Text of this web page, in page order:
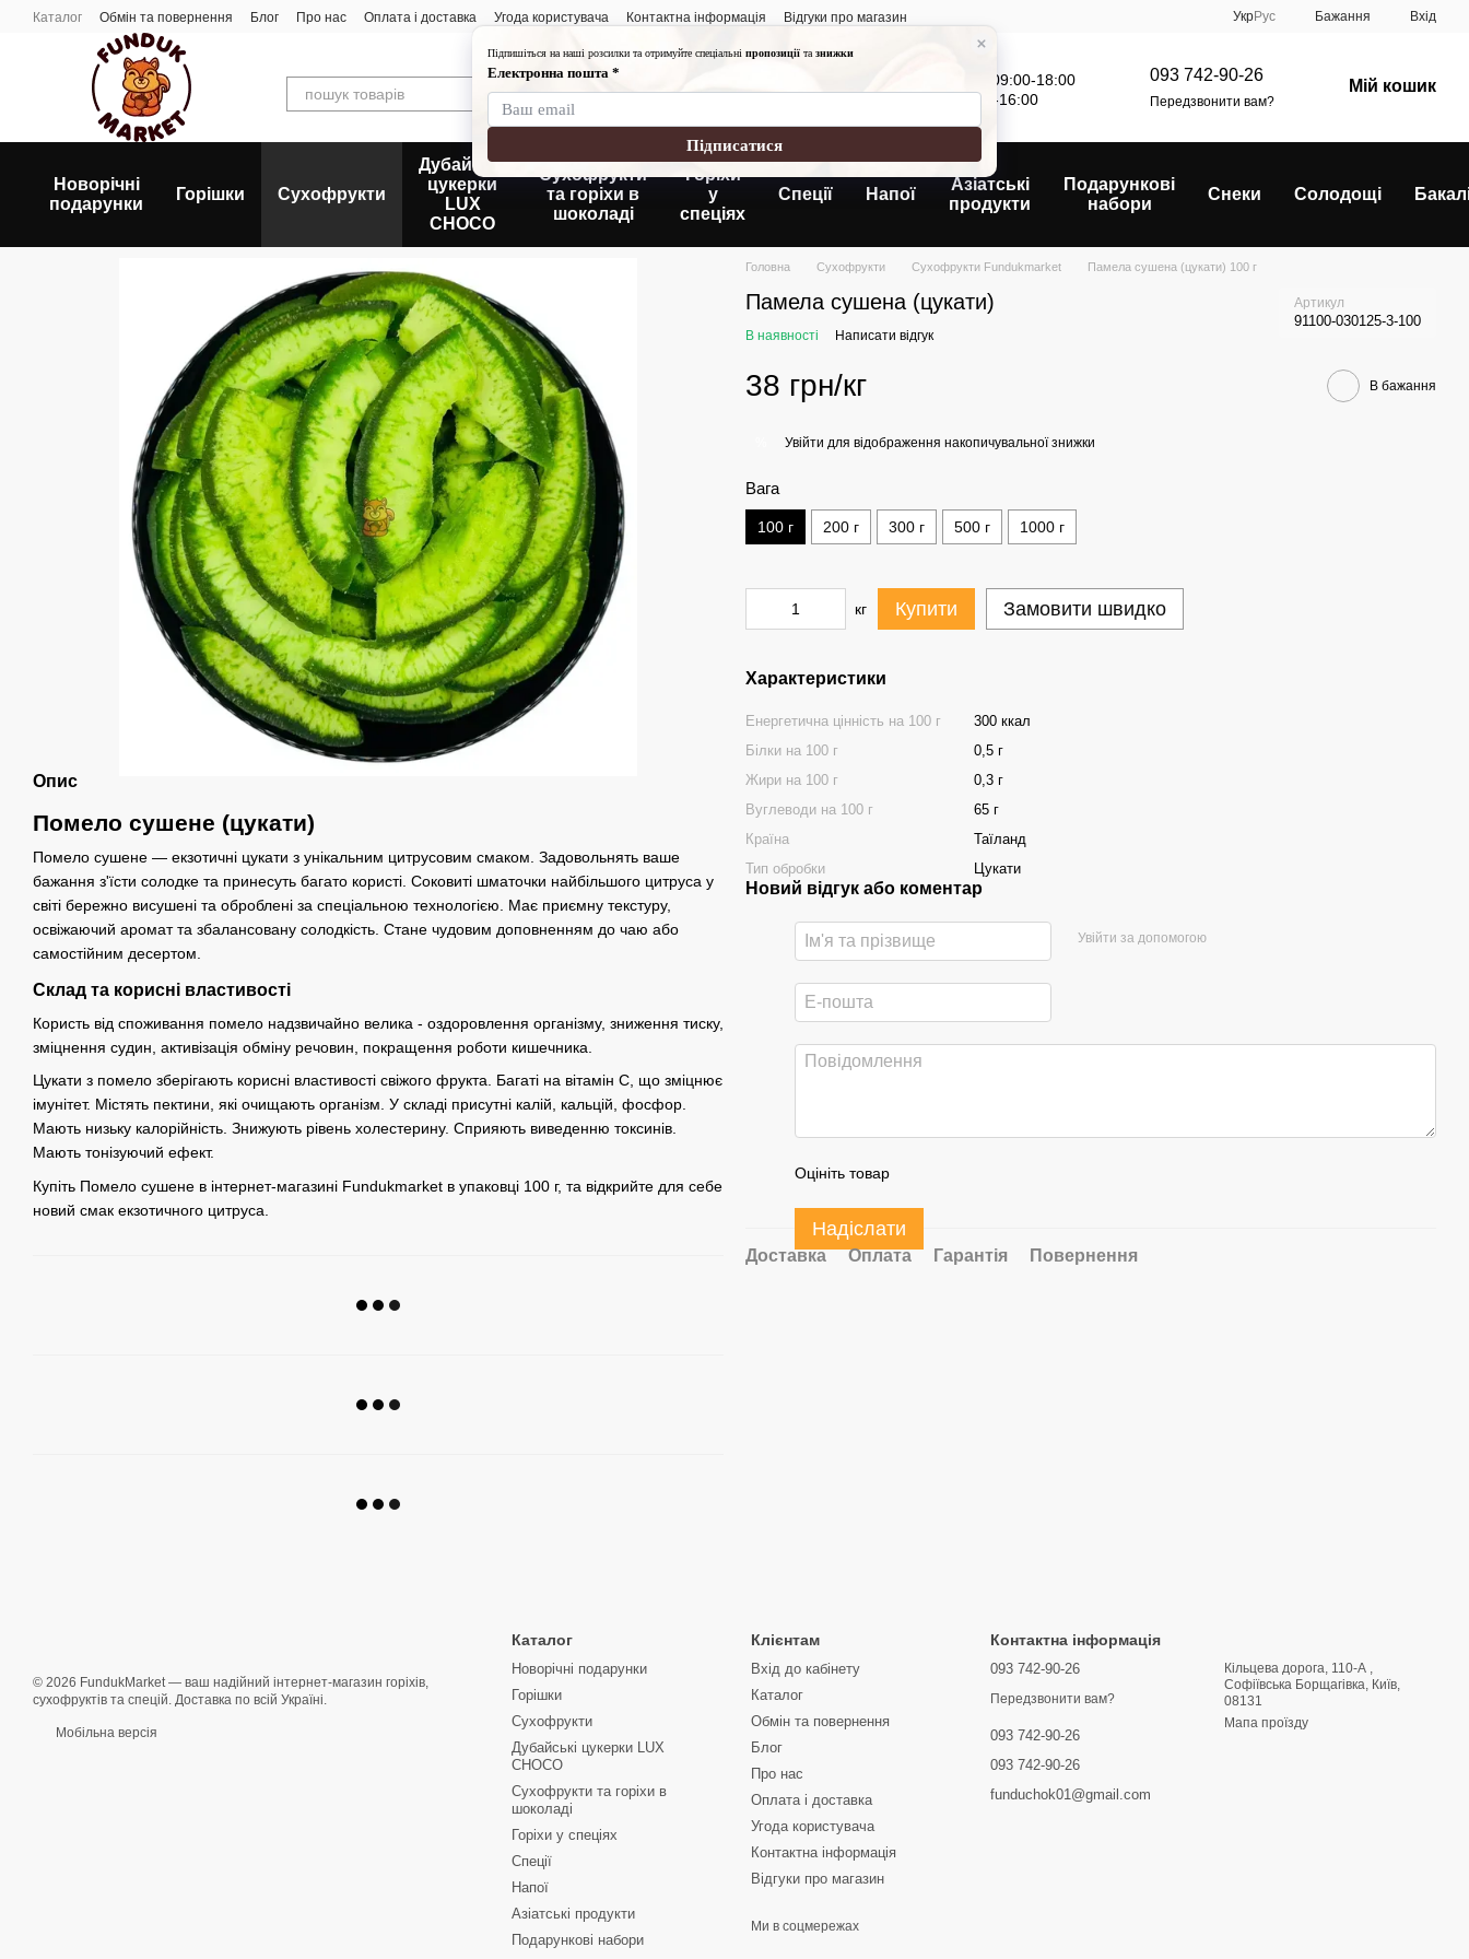
Перейти до основного контенту
Каталог Обмін та повернення Блог Про нас Оплата і доставка Угода користувача Контактна інформація Відгуки про магазин УкрРус Бажання Вхід
Графік роботи:
Понеділок-п'ятниця: 09:00-18:00
Субота-неділя: 10:00-16:00
093 742-90-26
Передзвонити вам?
Мій кошик
Новорічні
подарунки
Горішки Сухофрукти
Дубайські
цукерки
LUX
CHOCO
Сухофрукти
та горіхи в
шоколаді
Горіхи
у
спеціях
Спеції Напої
Азіатські
продукти
Подарункові
набори
Снеки Солодощі
Опис
Помело сушене (цукати)
Помело сушене — екзотичні цукати з унікальним цитрусовим смаком. Задовольнять ваше
бажання з'їсти солодке та принесуть багато користі. Соковиті шматочки найбільшого цитруса у
світі бережно висушені та оброблені за спеціальною технологією. Має приємну текстуру,
освіжаючий аромат та збалансовану солодкість. Стане чудовим доповненням до чаю або
самостійним десертом.
Склад та корисні властивості
Користь від споживання помело надзвичайно велика - оздоровлення організму, зниження тиску,
зміцнення судин, активізація обміну речовин, покращення роботи кишечника.
Цукати з помело зберігають корисні властивості свіжого фрукта. Багаті на вітамін С, що зміцнює
імунітет. Містять пектини, які очищають організм. У складі присутні калій, кальцій, фосфор.
Мають низьку калорійність. Знижують рівень холестерину. Сприяють виведенню токсинів.
Мають тонізуючий ефект.
Купіть Помело сушене в інтернет-магазині Fundukmarket в упаковці 100 г, та відкрийте для себе
новий смак екзотичного цитруса.
Головна Сухофрукти Сухофрукти Fundukmarket Памела сушена (цукати) 100 г
Памела сушена (цукати) Артикул
91100-030125-3-100
В наявності Написати відгук
38 грн/кг В бажання
Увійти для відображення накопичувальної знижки
Вага
100 г 200 г 300 г 500 г 1000 г
кг Купити Замовити швидко
Характеристики
Енергетична цінність на 100 г
300 ккал
Білки на 100 г
0,5 г
Жири на 100 г
0,3 г
Вуглеводи на 100 г
65 г
Країна
Таїланд
Тип обробки
Цукати
Новий відгук або коментар
Увійти за допомогою
Оцініть товар
Надіслати
Доставка Оплата Гарантія Повернення
© 2026 FundukMarket — ваш надійний інтернет-магазин горіхів,
сухофруктів та спецій. Доставка по всій Україні.
Мобільна версія
Каталог
Новорічні подарунки
Горішки
Сухофрукти
Дубайські цукерки LUX
CHOCO
Сухофрукти та горіхи в
шоколаді
Горіхи у спеціях
Спеції
Напої
Азіатські продукти
Подарункові набори
Клієнтам
Вхід до кабінету
Каталог
Обмін та повернення
Блог
Про нас
Оплата і доставка
Угода користувача
Контактна інформація
Відгуки про магазин
Ми в соцмережах
Контактна інформація
093 742-90-26
Передзвонити вам?
093 742-90-26
093 742-90-26
funduchok01@gmail.com
Кільцева дорога, 110-А ,
Софіївська Борщагівка, Київ,
08131
Мапа проїзду